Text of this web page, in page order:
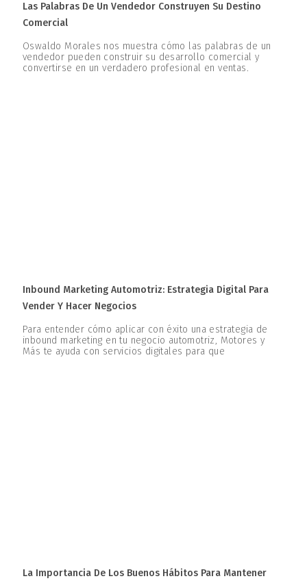
Las Palabras De Un Vendedor Construyen Su Destino
Comercial
Oswaldo Morales nos muestra cómo las palabras de un
vendedor pueden construir su desarrollo comercial y
convertirse en un verdadero profesional en ventas.
Inbound Marketing Automotriz: Estrategia Digital Para
Vender Y Hacer Negocios
Para entender cómo aplicar con éxito una estrategia de
inbound marketing en tu negocio automotriz, Motores y
Más te ayuda con servicios digitales para que
La Importancia De Los Buenos Hábitos Para Mantener